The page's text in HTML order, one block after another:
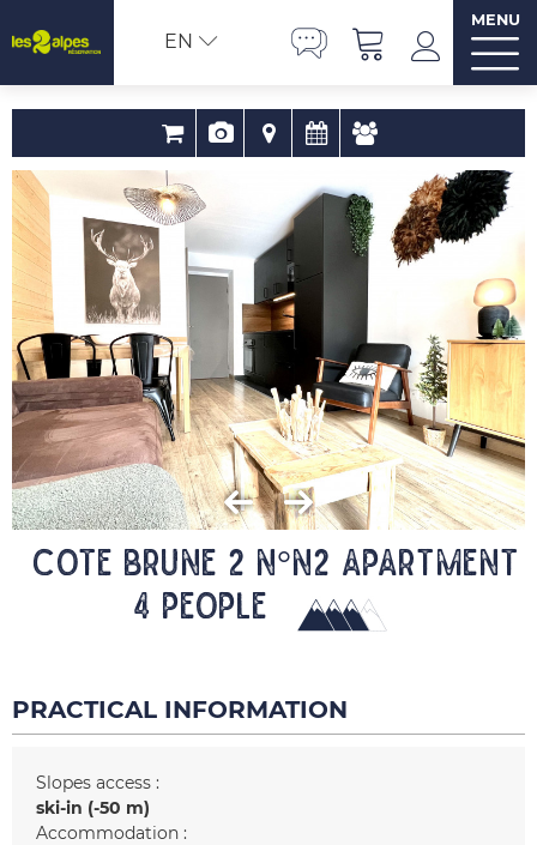
EN
MENU
COTE BRUNE 2 N°N2 Apartment
4 people
PRACTICAL INFORMATION
Slopes access :
ski-in (-50 m)
Accommodation :